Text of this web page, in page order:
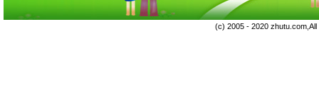
(c) 2005 - 2020